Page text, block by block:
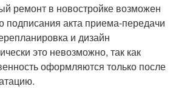
ремонт в новостройке возможен
подписания акта приема-передачи
и дизайн
это невозможно, так как
оформляются только после